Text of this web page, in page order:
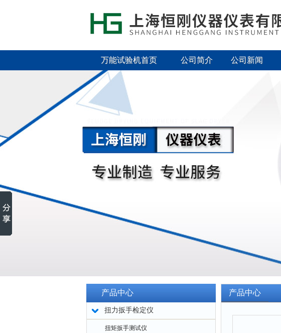
万能试验机首页 公司简介 公司新闻
产品中心
扭力扳手检定仪
扭矩扳手测试仪
产品中心